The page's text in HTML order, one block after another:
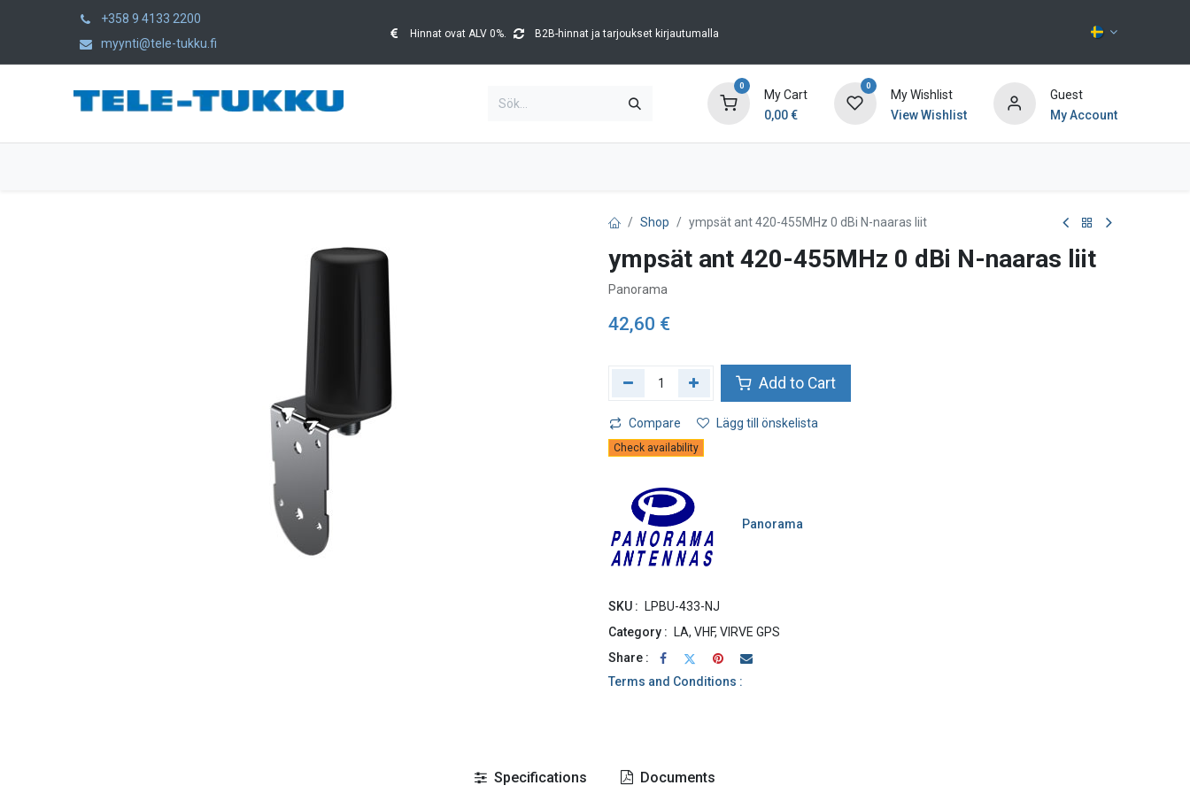
+358 9 4133 2200
myynti@tele-tukku.fi
Hinnat ovat ALV 0%. B2B-hinnat ja tarjoukset kirjautumalla
0
My Cart
0,00€
0
My Wishlist
View Wishlist
Guest
My Account
Shop ympsät ant 420-455MHz 0 dBi N-naaras liit
ympsät ant 420-455MHz 0 dBi N-naaras liit
Panorama
42,60 €
Add to Cart
Compare Lägg till önskelista
Check availability
Panorama
SKU :
LPBU-433-NJ
Category :
LA, VHF, VIRVE GPS
Share :
Terms and Conditions :
Specifications Documents